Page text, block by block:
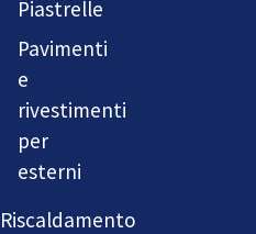
Piastrelle
Pavimenti
e
rivestimenti
per
esterni
Riscaldamento